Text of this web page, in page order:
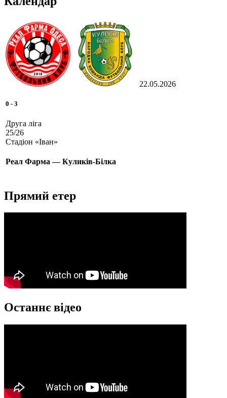
22.05.2026
0 - 3
Друга ліга
25/26
Стадіон «Іван»
Реал Фарма — Куликів-Білка
Прямий етер
Останнє відео